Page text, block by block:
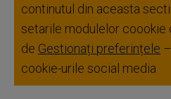
continutul din aceasta
setarile modulelor coookie
de Gestionați preferințele
cookie-urile social media